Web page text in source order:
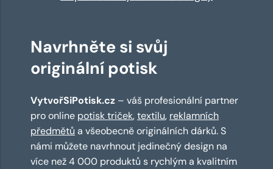
Navrhněte si svůj
originální potisk
VytvořSiPotisk.cz – váš profesionální partner
pro online potisk triček,textilu, reklamních
předmětů a všeobecně originálních dárků. S
námi můžete navrhnout jedinečný design na
více než 4 000 produktů s rychlým a kvalitním